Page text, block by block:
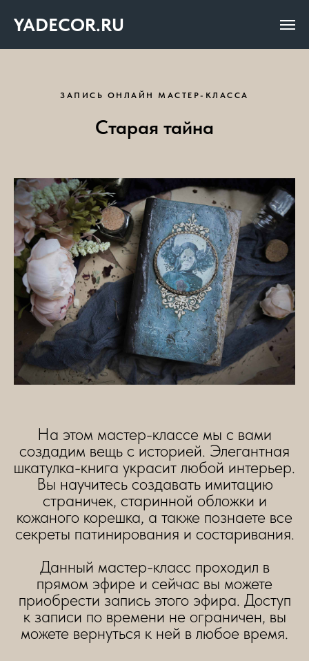
YADECOR.RU
ЗАПИСЬ ОНЛАЙН МАСТЕР-КЛАССА
Старая тайна
На этом мастер-классе мы с вами
создадим вещь с историей. Элегантная
шкатулка-книга украсит любой интерьер.
Вы научитесь создавать имитацию
страничек, старинной обложки и
кожаного корешка, а также познаете все
секреты патинирования и состаривания.
Данный мастер-класс проходил в
прямом эфире и сейчас вы можете
приобрести запись этого эфира. Доступ
к записи по времени не ограничен, вы
можете вернуться к ней в любое время.